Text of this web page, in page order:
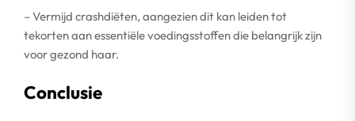
– Vermijd crashdiëten, aangezien dit kan leiden tot
tekorten aan essentiële voedingsstoffen die belangrijk zijn
voor gezond haar.
Conclusie